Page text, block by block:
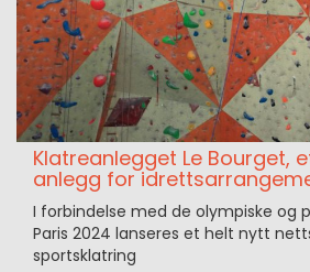
Klatreanlegget Le Bourget,
anlegg for
I forbindelse med de olympiske og
Paris 2024 lanseres et helt nytt
sportsklatring